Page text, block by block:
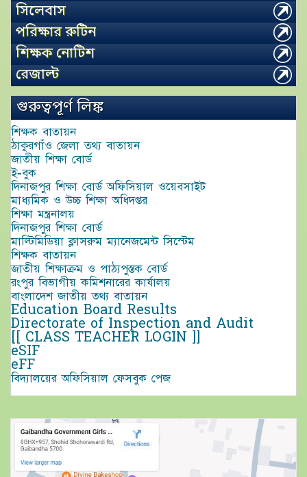
সিলেবাস
পরিক্ষার রুটিন
শিক্ষক নোটিশ
রেজাল্ট
গুরুত্বপূর্ণ লিঙ্ক
শিক্ষক বাতায়ন
ঠাকুরগাঁও জেলা তথ্য বাতায়ন
জাতীয় শিক্ষা বোর্ড
ই-বুক
দিনাজপুর শিক্ষা বোর্ড অফিসিয়াল ওয়েবসাইট
মাধ্যমিক ও উচ্চ শিক্ষা অধিদপ্তর
শিক্ষা মন্ত্রনালয়
দিনাজপুর শিক্ষা বোর্ড
মাল্টিমিডিয়া ক্লাসরুম ম্যানেজমেন্ট সিস্টেম
শিক্ষক বাতায়ন
জাতীয় শিক্ষাক্রম ও পাঠ্যপুস্তক বোর্ড
রংপুর বিভাগীয় কমিশনারের কার্যালয়
বাংলাদেশ জাতীয় তথ্য বাতায়ন
Education Board Results
Directorate of Inspection and Audit
[[ CLASS TEACHER LOGIN ]]
eSIF
eFF
বিদ্যালয়ের অফিসিয়াল ফেসবুক পেজ